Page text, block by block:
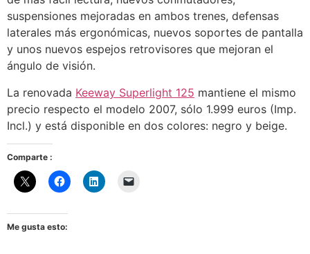
suspensiones mejoradas en ambos trenes, defensas
laterales más ergonómicas, nuevos soportes de pantalla
y unos nuevos espejos retrovisores que mejoran el
ángulo de visión.
La renovada Keeway Superlight 125 mantiene el mismo
precio respecto el modelo 2007, sólo 1.999 euros (Imp.
Incl.) y está disponible en dos colores: negro y beige.
Comparte :
Me gusta esto: